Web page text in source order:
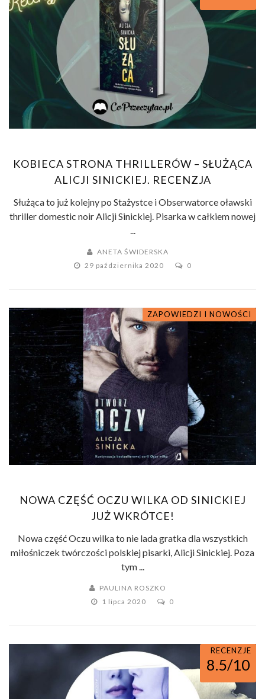
KOBIECA STRONA THRILLERÓW – SŁUŻĄCA
ALICJI SINICKIEJ. RECENZJA
Służąca to już kolejny po Stażystce i Obserwatorce oławski
thriller domestic noir Alicji Sinickiej. Pisarka w całkiem nowej
...
ANETA ŚWIDERSKA
29 października 2020
0
ZAPOWIEDZI I NOWOŚCI
NOWA CZĘŚĆ OCZU WILKA OD SINICKIEJ
JUŻ WKRÓTCE!
Nowa część Oczu wilka to nie lada gratka dla wszystkich
miłośniczek twórczości polskiej pisarki, Alicji Sinickiej. Poza
tym ...
PAULINA ROSZKO
1 lipca 2020
0
RECENZJE
8.5/10